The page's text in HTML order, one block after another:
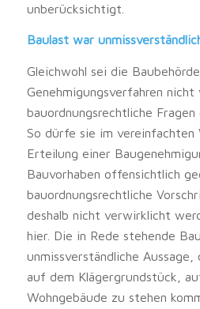
unberücksichtigt.
Baulast war
Gleichwohl sei die
Genehmigungsverfahren nicht
bauordnungsrechtliche Fragen
So dürfe sie im vereinfachten
Erteilung einer
Bauvorhaben offensichtlich
bauordnungsrechtliche
deshalb nicht verwirklicht
hier. Die in Rede stehende
unmissverständliche Aussage,
auf dem Klägergrundstück,
Wohngebäude zu stehen